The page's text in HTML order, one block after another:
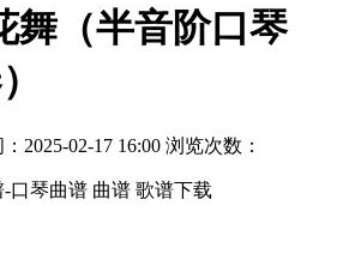
舞（半音阶口琴
2025-02-17 16:00 浏览次数：
口琴曲谱 曲谱 歌谱下载